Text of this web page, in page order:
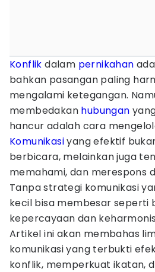
Konflik dalam pernikahan
bahkan pasangan paling
mengalami ketegangan.
membedakan hubungan
hancur adalah cara
Komunikasiyang efektif
berbicara, melainkan juga
memahami, dan merespons
Tanpa strategi komunikasi
kecil bisa membesar seperti
kepercayaan dan
Artikel ini akan membahas
komunikasi yang terbukti
konflik, memperkuat ikatan,